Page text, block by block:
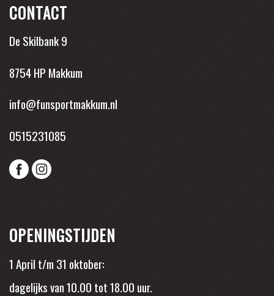
CONTACT
De Skilbank 9
8754 HP Makkum
info@funsportmakkum.nl
0515231085
OPENINGSTIJDEN
1 April t/m 31 oktober:
dagelijks van 10.00 tot 18.00 uur.